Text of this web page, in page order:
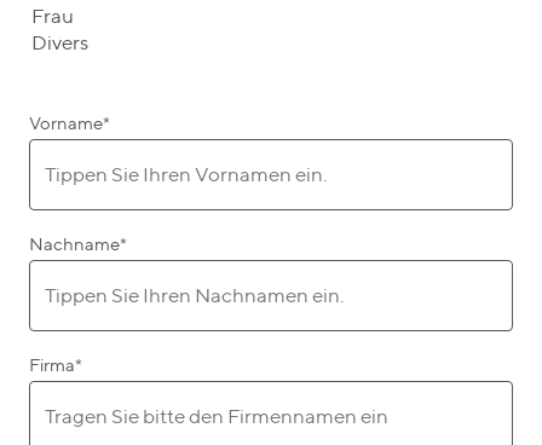
Vorname*
Nachname*
Firma*